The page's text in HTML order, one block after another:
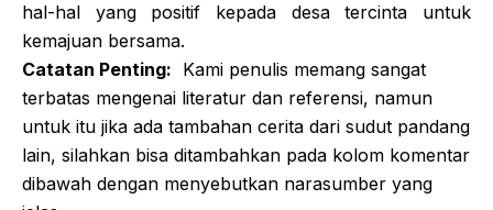
hal-hal yang positif kepada desa tercinta untuk
kemajuan bersama.
Catatan Penting: Kami penulis memang sangat
terbatas mengenai literatur dan referensi, namun
untuk itu jika ada tambahan cerita dari sudut pandang
lain, silahkan bisa ditambahkan pada kolom komentar
dibawah dengan menyebutkan narasumber yang